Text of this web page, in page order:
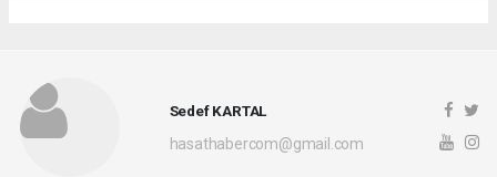
Sedef KARTAL
hasathabercom@gmail.com